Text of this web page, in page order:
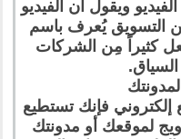
ويقول أن الفيديو
التسويق يُعرف باسم
كثيراً مِن الشركات
فإنك تستطيع
لموقعك أو مدونتك